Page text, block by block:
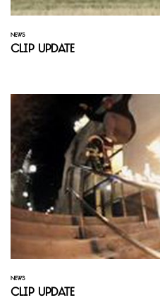
NEWS
Clip Update
NEWS
Clip Update